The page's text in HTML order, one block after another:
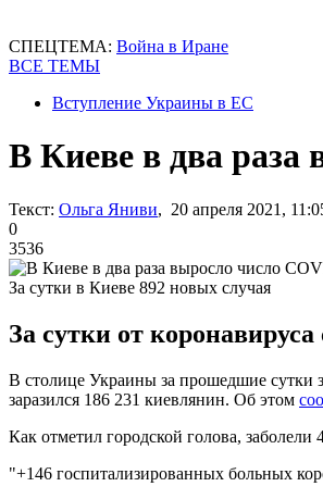
СПЕЦТЕМА: Война в Иране
ВСЕ ТЕМЫ
Вступление Украины в ЕС
В Киеве в два раза
Текст: Ольга Яниви, 20 апреля 2021,
0
3536
За сутки в Киеве 892 новых случая
За сутки от
В столице Украины за прошедшие сутки
заразился 186 231 киевлянин. Об этом
Как отметил городской голова,
"+146 госпитализированных больных